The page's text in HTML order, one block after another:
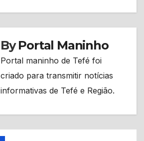
ByPortal Maninho
Portal maninho de Tefé foi
criado para transmitir notícias
informativas de Tefé e Região.